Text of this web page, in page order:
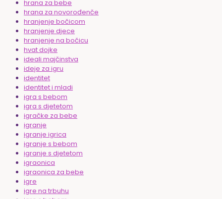
hrana za bebe
hrana za novorođenče
hranjenje bočicom
hranjenje djece
hranjenje na bočicu
hvat dojke
ideali majčinstva
ideje za igru
identitet
identitet i mladi
igra s bebom
igra s djetetom
igračke za bebe
igranje
igranje igrica
igranje s bebom
igranje s djetetom
igraonica
igraonica za bebe
igre
igre na trbuhu